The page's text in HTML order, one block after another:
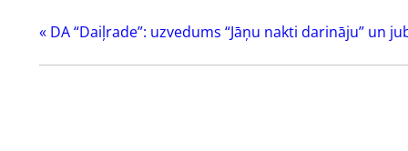
« DA “Daiļrade”: uzvedums “Jāņu nakti darināju” un